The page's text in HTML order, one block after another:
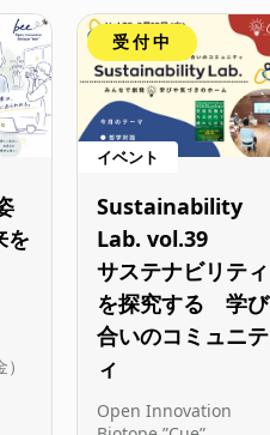
を
受付中
イベント
Sustainability
Lab. vol.39
サステナビリティ
を探究する 学び
合いのコミュニテ
ィ
Open Innovation